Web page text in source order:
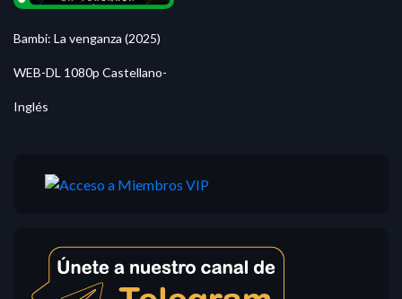
Bambi: La venganza (2025)
WEB-DL 1080p Castellano-
Inglés